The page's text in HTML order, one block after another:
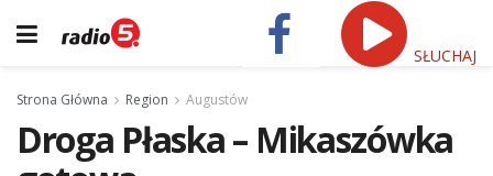
SŁUCHAJ
Strona Główna Region Augustów
Droga Płaska – Mikaszówka